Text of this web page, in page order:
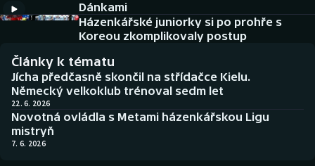
Basketbal
Boby a skeleton
Box
Historické návraty
AZ kvíz
Dánkami
Házenkářské juniorky si po prohře s
Koreou zkomplikovaly postup
Články k tématu
Jícha předčasně skončil na střídačce Kielu.
Německý velkoklub trénoval sedm let
22. 6. 2026
Novotná ovládla s Metami házenkářskou Ligu
mistryň
7. 6. 2026